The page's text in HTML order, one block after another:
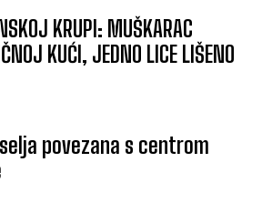
KRUPI: MUŠKARAC
KUĆI, JEDNO LICE LIŠENO
povezana s centrom